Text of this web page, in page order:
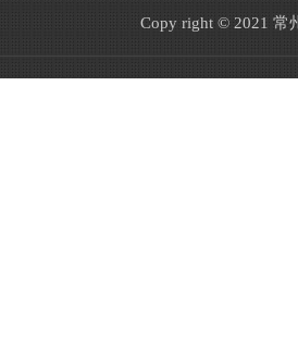
Copy right © 2021 常